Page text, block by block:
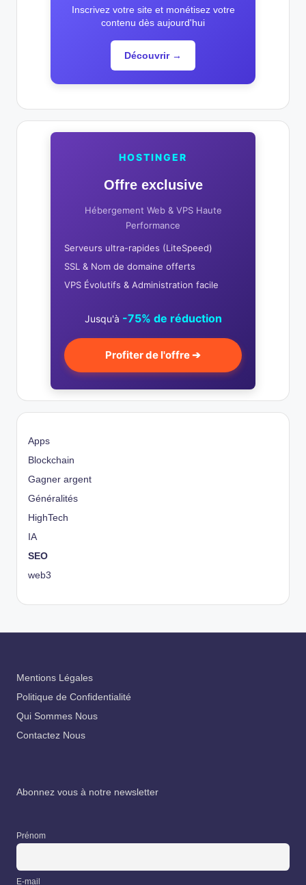
Inscrivez votre site et monétisez votre
contenu dès aujourd'hui
Découvrir →
HOSTINGER
Offre exclusive
Hébergement Web & VPS Haute
Performance
Serveurs ultra-rapides (LiteSpeed)
SSL & Nom de domaine offerts
VPS Évolutifs & Administration facile
Jusqu'à -75% de réduction
Profiter de l'offre ➔
Apps
Blockchain
Gagner argent
Généralités
HighTech
IA
SEO
web3
Mentions Légales
Politique de Confidentialité
Qui Sommes Nous
Contactez Nous
Abonnez vous à notre newsletter
Prénom
E-mail